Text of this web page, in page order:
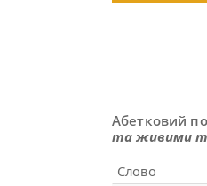
Абетковий
та живими
Слово